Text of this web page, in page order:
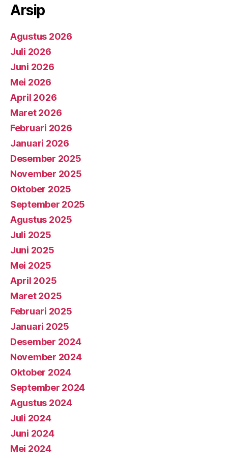
Arsip
Agustus 2026
Juli 2026
Juni 2026
Mei 2026
April 2026
Maret 2026
Februari 2026
Januari 2026
Desember 2025
November 2025
Oktober 2025
September 2025
Agustus 2025
Juli 2025
Juni 2025
Mei 2025
April 2025
Maret 2025
Februari 2025
Januari 2025
Desember 2024
November 2024
Oktober 2024
September 2024
Agustus 2024
Juli 2024
Juni 2024
Mei 2024